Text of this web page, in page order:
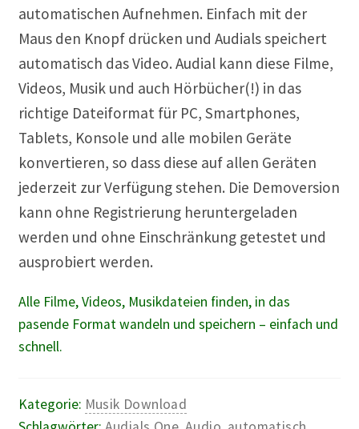
automatischen Aufnehmen. Einfach mit der
Maus den Knopf drücken und Audials speichert
automatisch das Video. Audial kann diese Filme,
Videos, Musik und auch Hörbücher(!) in das
richtige Dateiformat für PC, Smartphones,
Tablets, Konsole und alle mobilen Geräte
konvertieren, so dass diese auf allen Geräten
jederzeit zur Verfügung stehen. Die Demoversion
kann ohne Registrierung heruntergeladen
werden und ohne Einschränkung getestet und
ausprobiert werden.
Alle Filme, Videos, Musikdateien finden, in das
pasende Format wandeln und speichern – einfach und
schnell.
Kategorie: Musik Download